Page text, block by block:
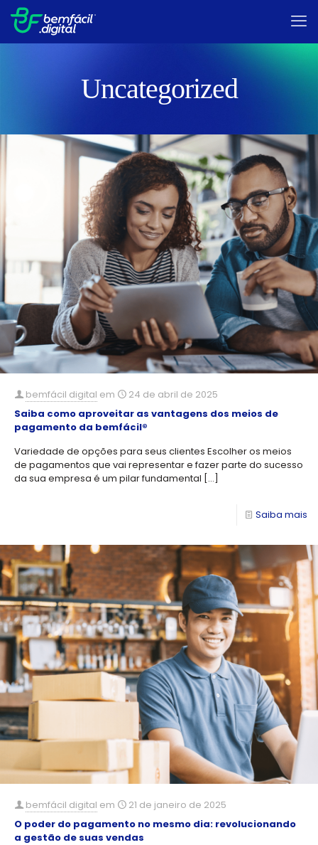
Uncategorized
bemfácil digital em
24 de abril de 2025
Saiba como aproveitar as vantagens dos meios de
pagamento da bemfácil®
Variedade de opções para seus clientes Escolher os meios
de pagamentos que vai representar e fazer parte do sucesso
da sua empresa é um pilar fundamental […]
Saiba mais
bemfácil digital em
21 de janeiro de 2025
O poder do pagamento no mesmo dia: revolucionando
a gestão de suas vendas